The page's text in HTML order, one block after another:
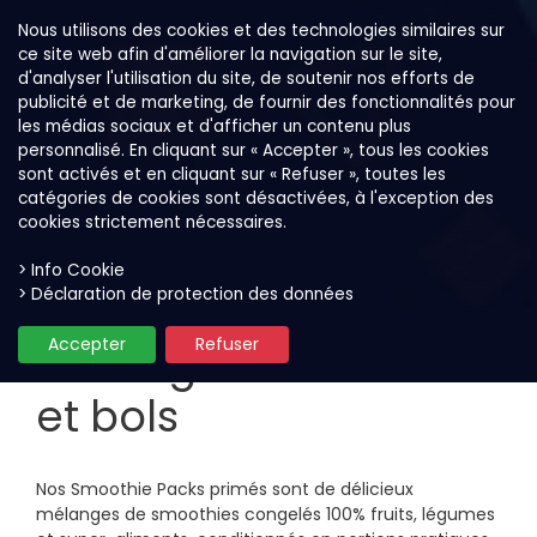
Nous utilisons des cookies et des technologies similaires sur
ce site web afin d'améliorer la navigation sur le site,
d'analyser l'utilisation du site, de soutenir nos efforts de
publicité et de marketing, de fournir des fonctionnalités pour
les médias sociaux et d'afficher un contenu plus
personnalisé. En cliquant sur « Accepter », tous les cookies
sont activés et en cliquant sur « Refuser », toutes les
catégories de cookies sont désactivées, à l'exception des
cookies strictement nécessaires.
> Info Cookie
> Déclaration de protection des données
Refuser
Accepter
Nos produits Mélanges smoothies et bols
Mélanges smoothies
et bols
Nos Smoothie Packs primés sont de délicieux
mélanges de smoothies congelés 100% fruits, légumes